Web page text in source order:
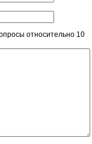
относительно 10